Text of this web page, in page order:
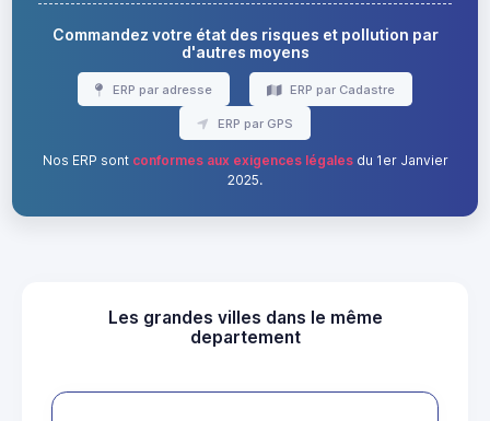
Commandez votre état des risques et pollution par
d'autres moyens
ERP par adresse ERP par Cadastre
ERP par GPS
Nos ERP sont conformes aux exigences légalesdu 1er Janvier
2025.
Les grandes villes dans le même
departement